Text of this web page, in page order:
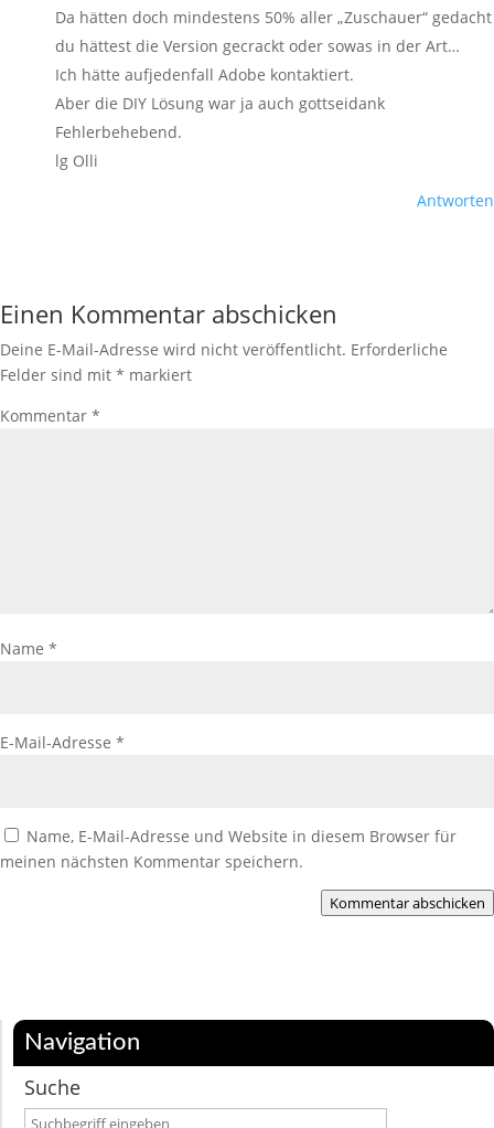
Da hätten doch mindestens 50% aller „Zuschauer“ gedacht
du hättest die Version gecrackt oder sowas in der Art…
Ich hätte aufjedenfall Adobe kontaktiert.
Aber die DIY Lösung war ja auch gottseidank
Fehlerbehebend.
lg Olli
Antworten
Einen Kommentar abschicken
Deine E-Mail-Adresse wird nicht veröffentlicht. Erforderliche
Felder sind mit * markiert
Kommentar *
Name *
E-Mail-Adresse *
Name, E-Mail-Adresse und Website in diesem Browser für
meinen nächsten Kommentar speichern.
Kommentar abschicken
Navigation
Suche